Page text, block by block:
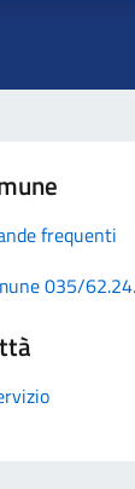
frequenti
035/